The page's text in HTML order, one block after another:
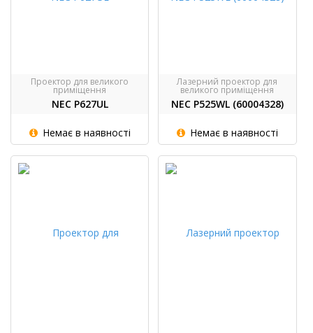
Проектор для великого
приміщення
NEC P627UL
Немає в наявності
Лазерний проектор для
великого приміщення
NEC P525WL (60004328)
Немає в наявності